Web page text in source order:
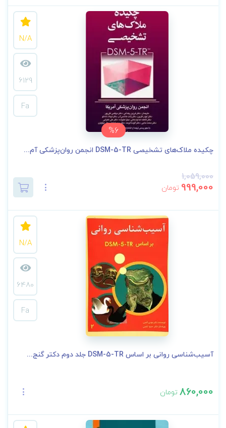
%6
N/A
6129
Fa
چکیده ملاک‌های تشخیصی DSM-5-TR انجمن روان‌پزشکی آم...
1,059,000
999,000 تومان
N/A
6480
Fa
آسیب‌شناسی روانی بر اساس DSM-5-TR جلد دوم دکتر گنج...
860,000تومان